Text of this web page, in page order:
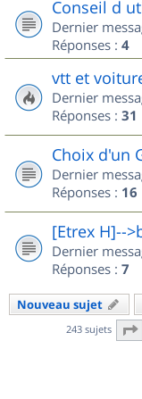
Conseil d
Dernier
Réponses : 4
vtt et
Dernier
Réponses : 31
Choix d'un
Dernier
Réponses : 16
[Etrex H]--
Dernier
Réponses : 7
Nouveau sujet
243 sujets